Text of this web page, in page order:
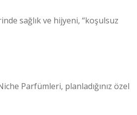
sağlık ve hijyeni, “koşulsuz
Parfümleri, planladığınız özel